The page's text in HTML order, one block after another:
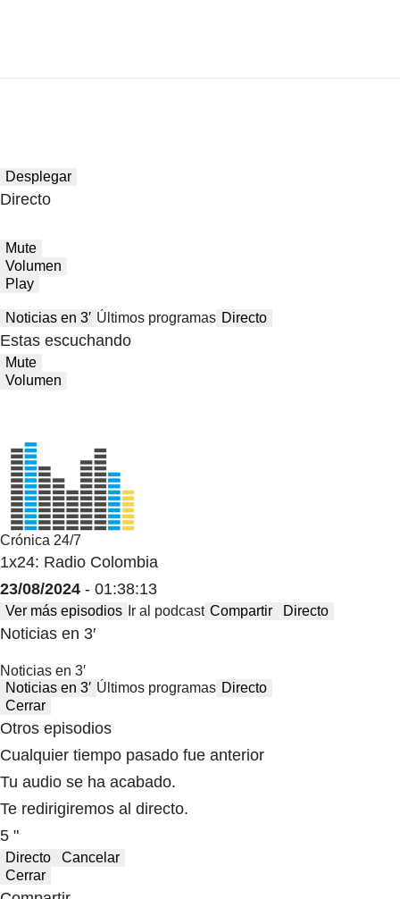
Desplegar
Directo
Mute
Volumen
Play
Noticias en 3′ Últimos programas Directo
Estas escuchando
Mute
Volumen
Crónica 24/7
1x24: Radio Colombia
23/08/2024 - 01:38:13
Ver más episodios Ir al podcast Compartir Directo
Noticias en 3′
Noticias en 3′
Noticias en 3′ Últimos programas Directo
Cerrar
Otros episodios
Cualquier tiempo pasado fue anterior
Tu audio se ha acabado.
Te redirigiremos al directo.
5 "
Directo
Cancelar
Cerrar